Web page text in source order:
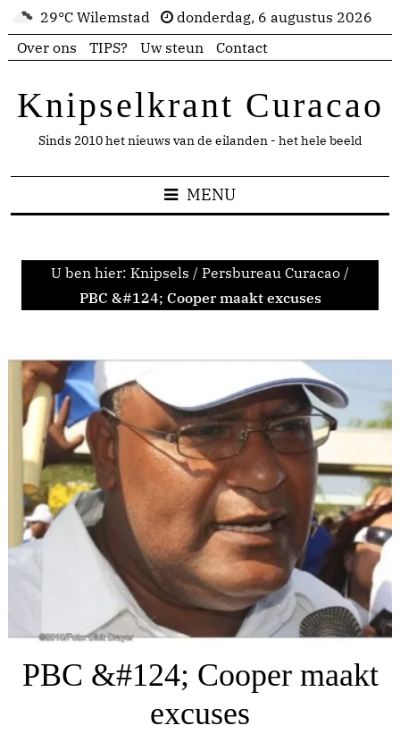
29°C Wilemstad
donderdag, 6 augustus 2026
Over ons
TIPS? Uw steun Contact
Knipselkrant Curacao
Sinds 2010 het nieuws van de eilanden - het hele beeld
MENU
U ben hier: Knipsels / Persbureau Curacao /
PBC &#124; Cooper maakt excuses
PBC &#124; Cooper maakt
excuses